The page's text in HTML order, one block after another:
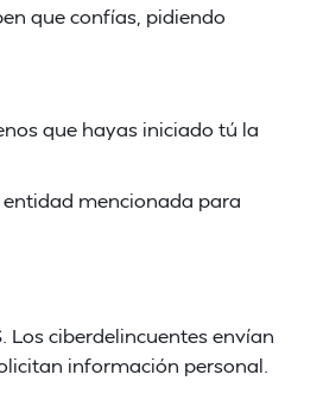
que confías, pidiendo
que hayas iniciado tú la
mencionada para
Los ciberdelincuentes envían
información personal.